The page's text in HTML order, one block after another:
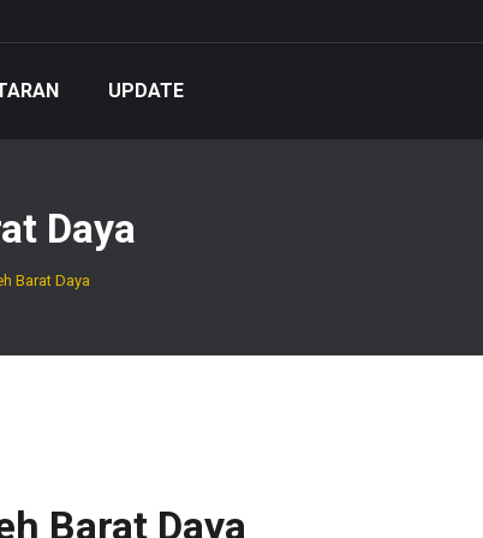
UPDATE
Daya
Barat Daya
Barat Daya